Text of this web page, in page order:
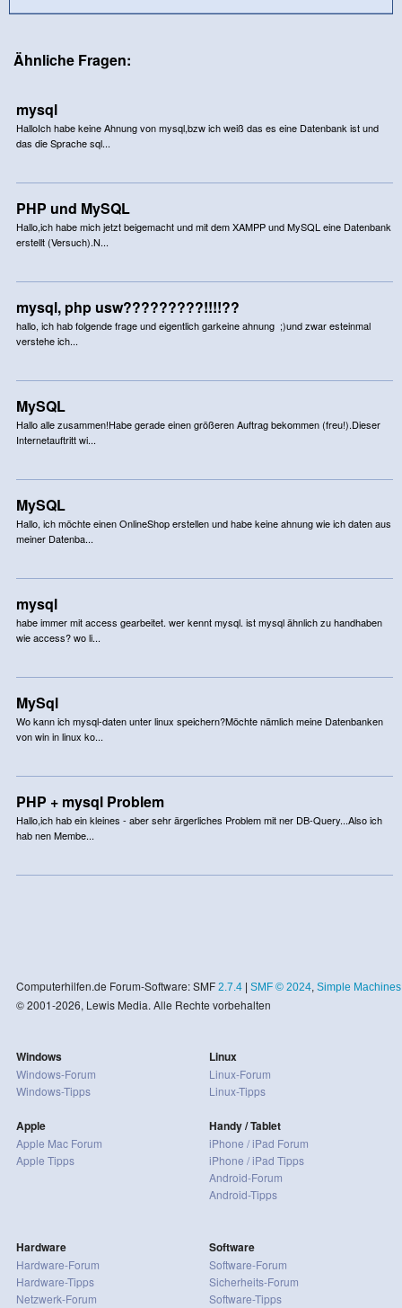
Ähnliche Fragen:
mysql
HalloIch habe keine Ahnung von mysql,bzw ich weiß das es eine Datenbank ist und
das die Sprache sql...
PHP und MySQL
Hallo,ich habe mich jetzt beigemacht und mit dem XAMPP und MySQL eine Datenbank
erstellt (Versuch).N...
mysql, php usw?????????!!!!??
hallo, ich hab folgende frage und eigentlich garkeine ahnung ;)und zwar esteinmal
verstehe ich...
MySQL
Hallo alle zusammen!Habe gerade einen größeren Auftrag bekommen (freu!).Dieser
Internetauftritt wi...
MySQL
Hallo, ich möchte einen OnlineShop erstellen und habe keine ahnung wie ich daten aus
meiner Datenba...
mysql
habe immer mit access gearbeitet. wer kennt mysql. ist mysql ähnlich zu handhaben
wie access? wo li...
MySql
Wo kann ich mysql-daten unter linux speichern?Möchte nämlich meine Datenbanken
von win in linux ko...
PHP + mysql Problem
Hallo,ich hab ein kleines - aber sehr ärgerliches Problem mit ner DB-Query...Also ich
hab nen Membe...
Computerhilfen.de Forum-Software: SMF 2.7.4| SMF © 2024, Simple Machines
© 2001-2026, Lewis Media. Alle Rechte vorbehalten
Windows
Windows-Forum
Windows-Tipps
Apple
Apple Mac Forum
Apple Tipps
Linux
Linux-Forum
Linux-Tipps
Handy / Tablet
iPhone / iPad Forum
iPhone / iPad Tipps
Android-Forum
Android-Tipps
Hardware
Hardware-Forum
Hardware-Tipps
Netzwerk-Forum
Software
Software-Forum
Sicherheits-Forum
Software-Tipps